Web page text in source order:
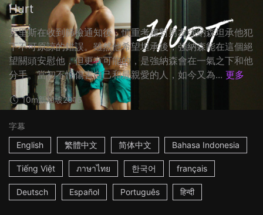
Hurt
克里斯在收到篩檢通知後，慎重考慮對男友強納森坦承他犯
下不可原諒的錯誤。雖然他希望坦承後，強納森能在這個絕
望關頭安慰他，但更有可能的，是強納森會在一氣之下和他
分手。當初不怕傷害自己和最親愛的人，如今又為... 更多
10m新加坡2016
字幕
English
繁體中文 简体中文 Bahasa Indonesia
Tiếng Việt ภาษาไทย 한국어 français
Deutsch Español Português हिन्दी